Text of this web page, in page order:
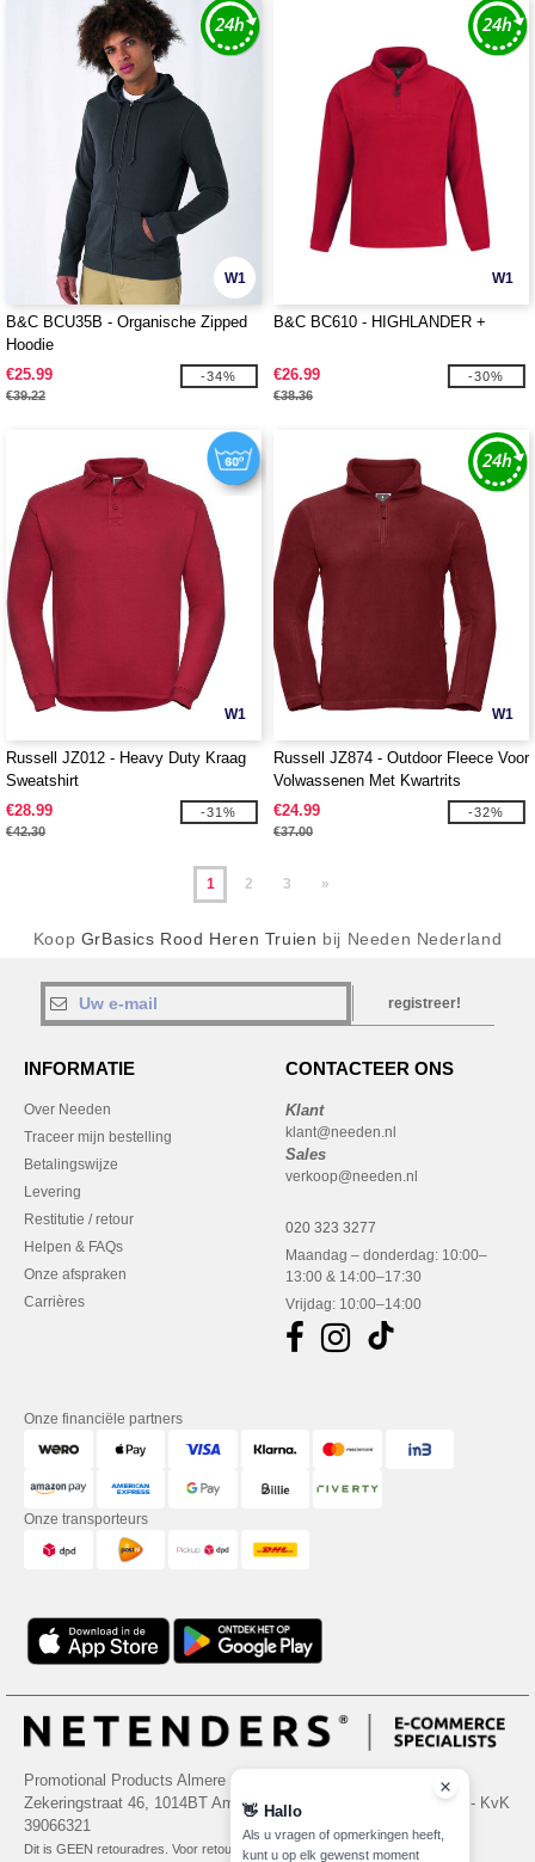
W1
B&C BCU35B - Organische Zipped
Hoodie
€25.99
€39.22
-34%
W1
B&C BC610 - HIGHLANDER +
€26.99
€38.36
-30%
W1
Russell JZ012 - Heavy Duty Kraag
Sweatshirt
€28.99
€42.30
-31%
W1
Russell JZ874 - Outdoor Fleece Voor
Volwassenen Met Kwartrits
€24.99
€37.00
-32%
1 2 3 »
Koop GrBasics Rood Heren Truien bij Needen Nederland
registreer!
INFORMATIE
Over Needen
Traceer mijn bestelling
Betalingswijze
Levering
Restitutie / retour
Helpen & FAQs
Onze afspraken
Carrières
CONTACTEER ONS
Klant
klant@needen.nl
Sales
verkoop@needen.nl
020 323 3277
Maandag – donderdag: 10:00–
13:00 & 14:00–17:30
Vrijdag: 10:00–14:00
Onze financiële partners
Onze transporteurs
Promotional Products Almere (P.P.A.) B.V.
Zekeringstraat 46, 1014BT Amsterdam - VAT NL 005596191B03 - KvK
39066321
Dit is GEEN retouradres. Voor retourzending, zie hier
👋 Hallo
Als u vragen of opmerkingen heeft,
kunt u op elk gewenst moment